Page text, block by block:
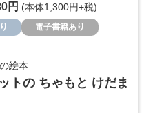
円 (本体1,300円+税)
電子書籍あり
絵本
トの ちゃもと けだま